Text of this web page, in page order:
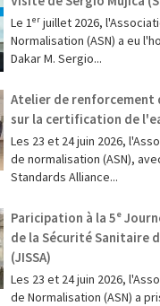
Le 1ᵉʳ juillet 2026,
Normalisation (ASN) a eu
Dakar M. Sergio...
Atelier de renforcement
sur la certification de
Les 23 et 24 juin 2026,
de normalisation (ASN),
Standards Alliance...
Paricipation à la 5ᵉ
de la Sécurité Sanitaire
(JISSA)
‎Les 23 et 24 juin 2026,
de Normalisation (ASN) a